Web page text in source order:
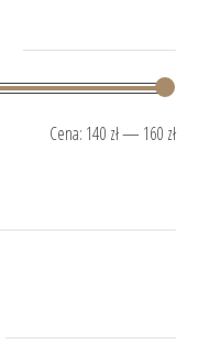
Cena: 140 zł— 160 zł